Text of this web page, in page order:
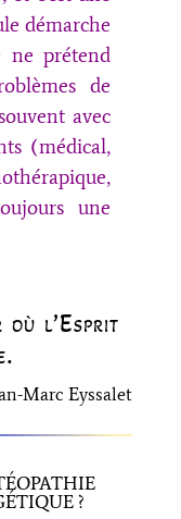
démarche
ne prétend
de
avec
(médical,
une
où l’Esprit
Marc Eyssalet
?